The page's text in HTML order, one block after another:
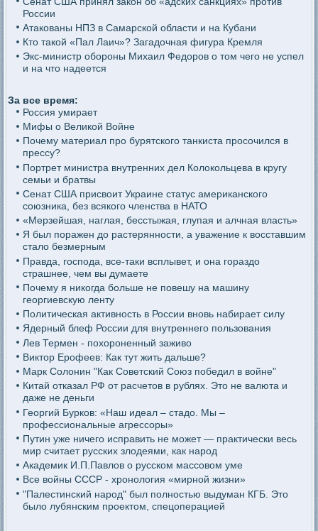
России
Атакованы НПЗ в Самарской области и на Кубани
Кто такой «Пал Лаич»? Загадочная фигура Кремля
Экс-министр обороны Михаил Федоров о том чего не успел
и на что надеется
За все время:
Россия умирает
Мифы о Великой Войне
Почему материал про бурятского танкиста просочился в
прессу?
Портрет министра внутренних дел Колокольцева в кругу
семьи и братвы
Сенат США присвоит Украине статус американского
союзника, без всякого членства в НАТО
«Мерзейшая, наглая, бесстыжая, глупая и алчная власть»
Я был поражен до растерянности, а уважение к восставшим
стало безмерным
Правда, господа, все-таки всплывет, и она гораздо
страшнее, чем вы думаете
Почему я никогда больше не повешу на машину
георгиевскую ленту
Политическая активность в России вновь набирает силу
Ядерный блеф России для внутреннего пользования
Лев Термен - похороненный заживо
Виктор Ерофеев: Как тут жить дальше?
Марк Солонин "Как Советский Союз победил в войне"
Китай отказал РФ от расчетов в рублях. Это не валюта и
даже не деньги
Георгий Бурков: «Наш идеал – стадо. Мы –
профессиональные агрессоры»
Путин уже ничего исправить не может — практически весь
мир считает русских злодеями, как народ
Академик И.П.Павлов о русском массовом уме
Все войны СССР - хронология «мирной жизни»
"Палестинский народ" был полностью выдуман КГБ. Это
было лубянским проектом, спецоперацией